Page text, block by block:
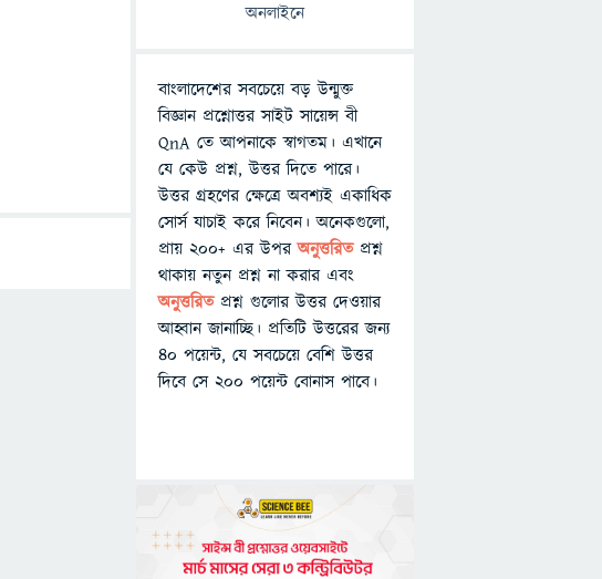
অনলাইনে
বাংলাদেশের সবচেয়ে বড় উন্মুক্ত
বিজ্ঞান প্রশ্নোত্তর সাইট সায়েন্স বী
QnA তে আপনাকে স্বাগতম। এখানে
যে কেউ প্রশ্ন, উত্তর দিতে পারে।
উত্তর গ্রহণের ক্ষেত্রে অবশ্যই একাধিক
সোর্স যাচাই করে নিবেন। অনেকগুলো,
প্রায় ২০০+ এর উপরঅনুত্তরিতপ্রশ্ন
থাকায় নতুন প্রশ্ন না করার এবং
অনুত্তরিত প্রশ্ন গুলোর উত্তর দেওয়ার
আহ্বান জানাচ্ছি। প্রতিটি উত্তরের জন্য
৪০ পয়েন্ট, যে সবচেয়ে বেশি উত্তর
দিবে সে ২০০ পয়েন্ট বোনাস পাবে।